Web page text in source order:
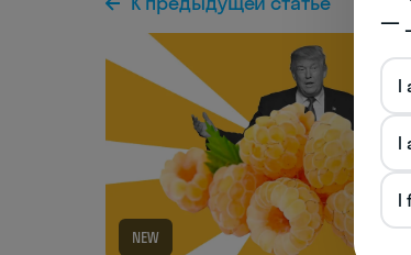
NEW
—
I
I
I